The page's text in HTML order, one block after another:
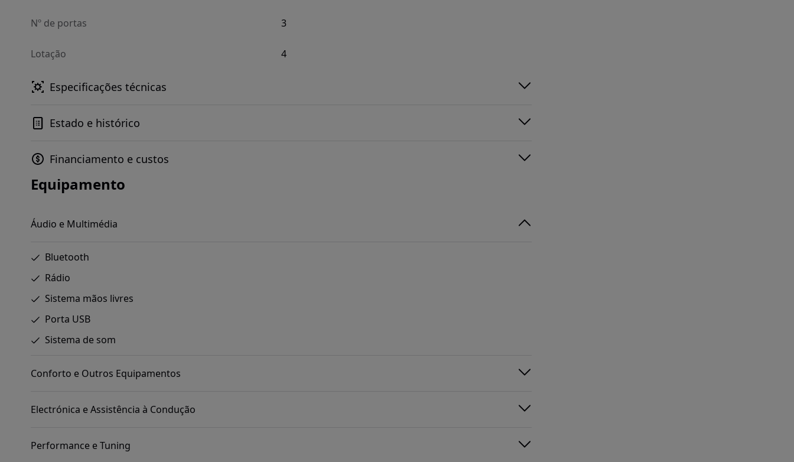
Nº de portas 3
Lotação 4
Especificações técnicas
Estado e histórico
Financiamento e custos
Equipamento
Áudio e Multimédia
Bluetooth
Rádio
Sistema mãos livres
Porta USB
Sistema de som
Conforto e Outros Equipamentos
Electrónica e Assistência à Condução
Performance e Tuning